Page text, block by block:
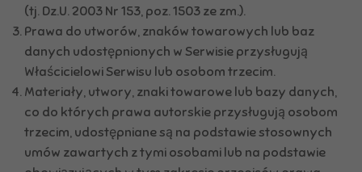
(tj. Dz.U. 2003 Nr 153, poz. 1503 ze zm.).
Prawa do utworów, znaków towarowych lub baz
danych udostępnionych w Serwisie przysługują
Właścicielowi Serwisu lub osobom trzecim.
Materiały, utwory, znaki towarowe lub bazy danych,
co do których prawa autorskie przysługują osobom
trzecim, udostępniane są na podstawie stosownych
umów zawartych z tymi osobami lub na podstawie